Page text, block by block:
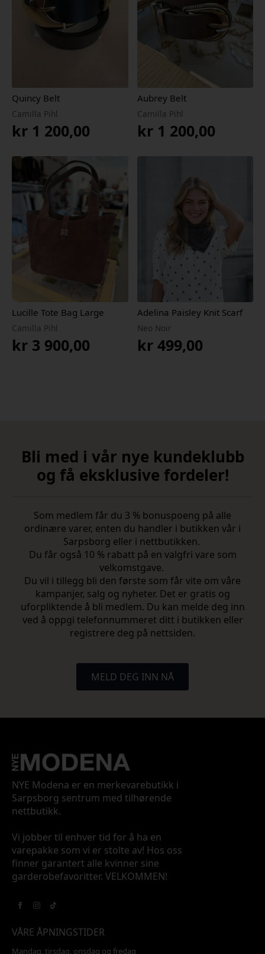
Quincy Belt
Camilla Pihl
kr 1 200,00
Aubrey Belt
Camilla Pihl
kr1 200,00
Lucille Tote Bag Large
Camilla Pihl
kr 3 900,00
Adelina Paisley Knit Scarf
Neo Noir
kr499,00
Bli med i vår nye kundeklubb
og få eksklusive fordeler!
Som medlem får du 3 % bonuspoeng på alle
ordinære varer, enten du handler i butikken vår i
Sarpsborg eller i nettbutikken.
Du får også 10 % rabatt på en valgfri vare som
velkomstgave.
Du vil i tillegg bli den første som får vite om våre
kampanjer, salg og nyheter. Det er gratis og
uforpliktende å bli medlem. Du kan melde deg inn
ved å oppgi telefonnummeret ditt i butikken eller
registrere deg på nettsiden.
MELD DEG INN NÅ
NYE Modena er en merkevarebutikk i
Sarpsborg sentrum med tilhørende
nettbutikk.
Vi jobber til enhver tid for å ha en
varepakke som vi er stolte av! Hos oss
finner garantert alle kvinner sine
garderobefavoritter. VELKOMMEN!
VÅRE ÅPNINGSTIDER
Mandag, tirsdag, onsdag og fredag